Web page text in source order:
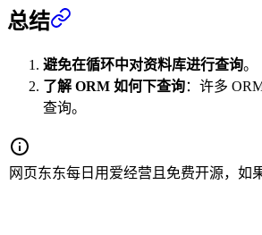
总结
避免在循环中对资料库进行查询。
了解 ORM 如何下查询：许多
查询。
网页东东每日用爱经营且免费开源，如